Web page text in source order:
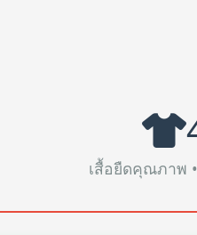
เสื้อยืดคุณภาพ